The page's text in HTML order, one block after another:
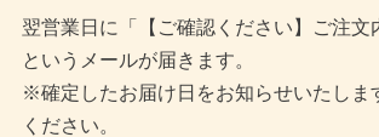
翌営業日に「【ご確認ください】ご注文
というメールが届きます。
※確定したお届け日をお知らせいたしま
ください。